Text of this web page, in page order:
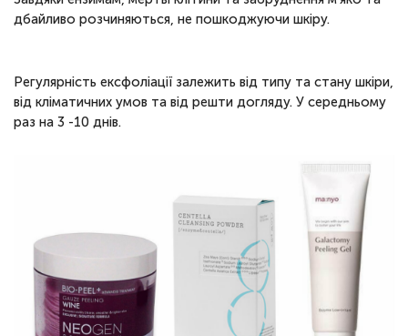
дбайливо розчиняються, не пошкоджуючи шкіру.
Регулярність ексфоліації залежить від типу та стану шкіри,
від кліматичних умов та від решти догляду. У середньому
раз на 3 -10 днів.